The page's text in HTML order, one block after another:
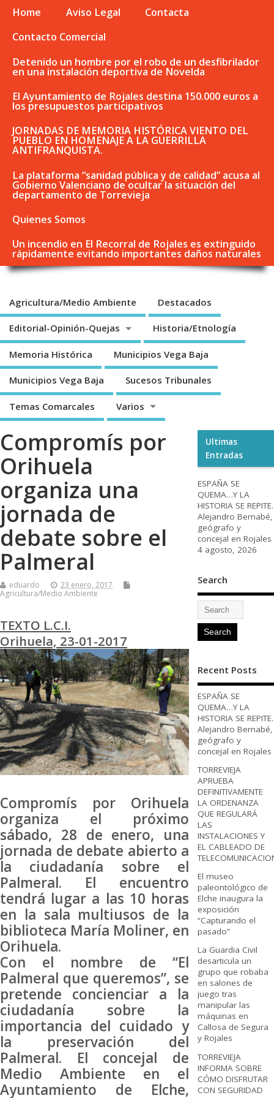
Home Aviso Legal
Contacta
Contacto Comercial
Detenido un hombre por el robo de un desfibrilador
en una instalación deportiva de Novelda
El Ayuntamiento de Rojales destina 150.000 euros a
los presupuestos participativos
JORNADAS DE MEMORIA HISTÓRICA VIENTO DEL
PUEBLO EN HOMENAJE A LA GUERRILLA
ANTIFRANQUISTA.
La plataforma “sanidad pública y de calidad” acusa al
Gobierno Valenciano de ocultar la situación del
departamento de Torrevieja
Quienes Somos
Un incendio en El Recorral de Rojales es extinguido
rápidamente evitando importantes daños naturales
Agricultura/Medio Ambiente Destacados
Editorial-Opinión-Quejas Historia/Etnología
Memoria Histórica Municipios Vega Baja
Municipios Vega Baja Sucesos Tribunales
Temas Comarcales Varios
Compromís por
Orihuela
organiza una
jornada de
debate sobre el
Palmeral
eduardo
23 enero, 2017
Agricultura/Medio Ambiente
TEXTO L.C.I.
Orihuela, 23-01-2017
Compromís por Orihuela
organiza el próximo
sábado, 28 de enero, una
jornada de debate abierto a
la ciudadanía sobre el
Palmeral. El encuentro
tendrá lugar a las 10 horas
en la sala multiusos de la
biblioteca María Moliner, en
Orihuela.
Con el nombre de “El
Palmeral que queremos”, se
pretende concienciar a la
ciudadanía sobre la
importancia del cuidado y
la preservación del
Palmeral. El concejal de
Medio Ambiente en el
Ayuntamiento de Elche,
Ultimas
Entradas
ESPAÑA SE
QUEMA…Y LA
HISTORIA SE REPITE.
Alejandro Bernabé,
geógrafo y
concejal en Rojales
4 agosto, 2026
Search
Recent Posts
ESPAÑA SE
QUEMA…Y LA
HISTORIA SE REPITE.
Alejandro Bernabé,
geógrafo y
concejal en Rojales
TORREVIEJA
APRUEBA
DEFINITIVAMENTE
LA ORDENANZA
QUE REGULARÁ
LAS
INSTALACIONES Y
EL CABLEADO DE
El museo
paleontológico de
Elche inaugura la
exposición
“Capturando el
pasado”
La Guardia Civil
desarticula un
grupo que robaba
en salones de
juego tras
manipular las
máquinas en
Callosa de Segura
y Rojales
TORREVIEJA
INFORMA SOBRE
CÓMO DISFRUTAR
CON SEGURIDAD